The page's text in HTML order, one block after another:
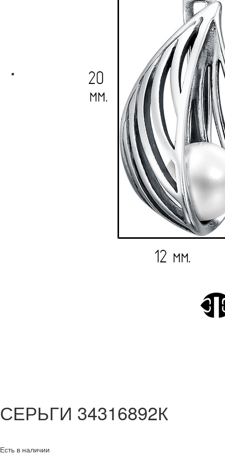
СЕРЬГИ 34316892К
Есть в наличии